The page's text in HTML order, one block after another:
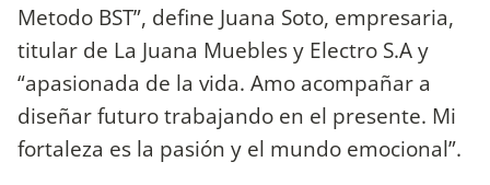
Metodo BST”, define Juana Soto, empresaria,
titular de La Juana Muebles y Electro S.A y
“apasionada de la vida. Amo acompañar a
diseñar futuro trabajando en el presente. Mi
fortaleza es la pasión y el mundo emocional”.